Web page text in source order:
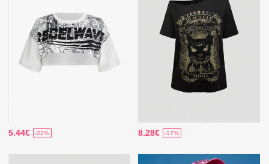
5.44€ -22% 8.28€ -17%